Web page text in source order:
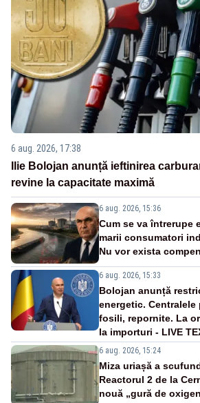
6 aug. 2026, 17:38
Ilie Bolojan anunță ieftinirea
revine la capacitate maximă
6 aug. 2026, 15:36
Cum se va întrerupe
marii consumatori
Nu vor exista
6 aug. 2026, 15:33
Bolojan anunță
energetic.
fosili, repornite. La
la importuri - LIVE
6 aug. 2026, 15:24
Miza uriașă a
Reactorul 2 de la
nouă „gură de